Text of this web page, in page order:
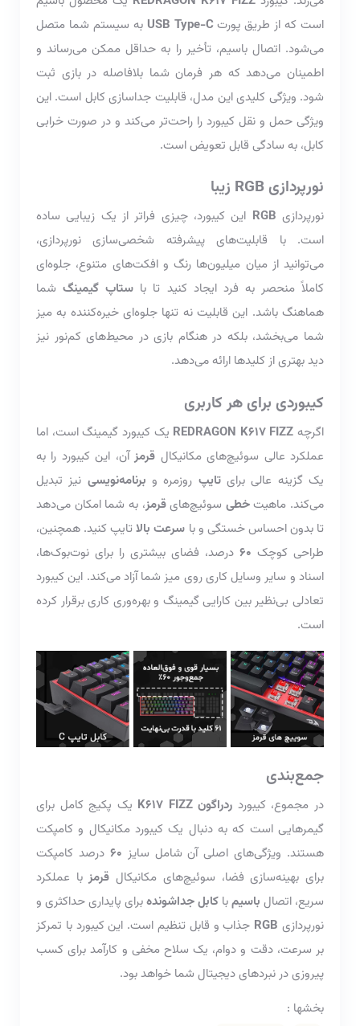
است که از طریق پورتUSB Type-C به سیستم شما متصل
می‌شود. اتصال باسیم، تأخیر را به حداقل ممکن می‌رساند و
اطمینان می‌دهد که هر فرمان شما بلافاصله در بازی ثبت
شود. ویژگی کلیدی این مدل، قابلیت جداسازی کابل است. این
ویژگی حمل و نقل کیبورد را راحت‌تر می‌کند و در صورت خرابی
کابل، به سادگی قابل تعویض است.
نورپردازی RGB زیبا
نورپردازی RGB این کیبورد، چیزی فراتر از یک زیبایی ساده
است. با قابلیت‌های پیشرفته شخصی‌سازی نورپردازی،
می‌توانید از میان میلیون‌ها رنگ و افکت‌های متنوع، جلوه‌ای
کاملاً منحصر به فرد ایجاد کنید تا با ستاپ گیمینگشما
هماهنگ باشد. این قابلیت نه تنها جلوه‌ای خیره‌کننده به میز
شما می‌بخشد، بلکه در هنگام بازی در محیط‌های کم‌نور نیز
دید بهتری از کلیدها ارائه می‌دهد.
کیبوردی برای هر کاربری
اگرچه REDRAGON K617 FIZZ یک کیبورد گیمینگ است، اما
عملکرد عالی سوئیچ‌های مکانیکال قرمزآن، این کیبورد را به
یک گزینه عالی برایتایپ روزمره و برنامه‌نویسی نیز تبدیل
می‌کند. ماهیتخطی سوئیچ‌هایقرمز، به شما امکان می‌دهد
تا بدون احساس خستگی و با سرعت بالاتایپ کنید. همچنین،
طراحی کوچک 60 درصد، فضای بیشتری را برای نوت‌بوک‌ها،
اسناد و سایر وسایل کاری روی میز شما آزاد می‌کند. این کیبورد
تعادلی بی‌نظیر بین کارایی گیمینگ و بهره‌وری کاری برقرار کرده
است.
جمع‌بندی
در مجموع، کیبورد ردراگون K617 FIZZ
یک پکیج کامل برای
گیمرهایی است که به دنبال یک کیبورد مکانیکال و کامپکت
هستند. ویژگی‌های اصلی آن شامل سایز 60 درصد کامپکت
برای بهینه‌سازی فضا، سوئیچ‌های مکانیکال قرمزبا عملکرد
سریع، اتصال باسیمبا کابل جداشوندهبرای پایداری حداکثری و
نورپردازی RGB جذاب و قابل تنظیم است. این کیبورد با تمرکز
بر سرعت، دقت و دوام، یک سلاح مخفی و کارآمد برای کسب
پیروزی در نبردهای دیجیتال شما خواهد بود.
بخشها :